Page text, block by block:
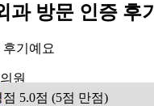
과 방문 인증 후기
후기예요
원
점 5.0점 (5점 만점)